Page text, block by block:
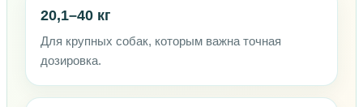
20,1–40 кг
Для крупных собак, которым важна точная
дозировка.